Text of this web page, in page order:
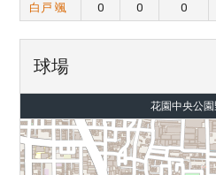
白戸 颯 0 0 0
球場
花園中央公